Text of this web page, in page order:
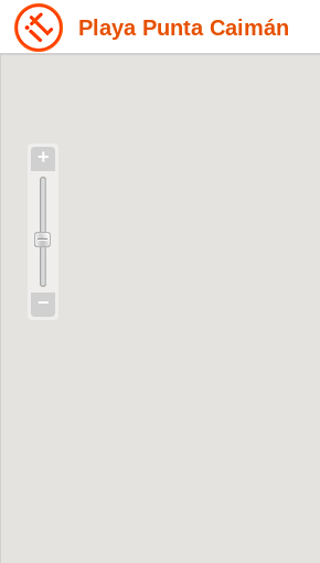
Playa Punta Caimán
+
−